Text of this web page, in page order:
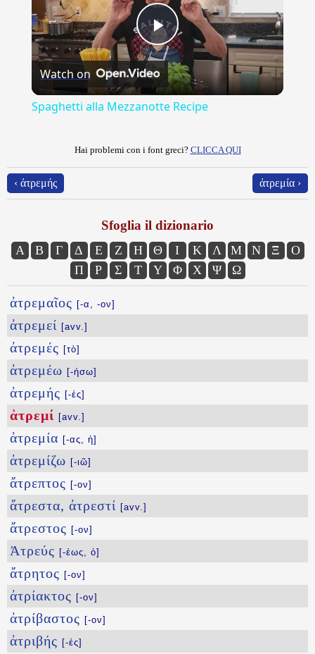
Play
Video
Watch on
Spaghetti alla Mezzanotte Recipe
Hai problemi con i font greci? CLICCA QUI
‹ ἀτρεμής ἀτρεμία ›
Sfoglia il dizionario
Α Β Γ Δ Ε Ζ Η Θ Ι Κ Λ Μ Ν Ξ
Ο
Π
Ρ Σ Τ Υ Φ Χ Ψ Ω
ἀτρεμαῖος [-α, -ον]
ἀτρεμεί [avv.]
ἀτρεμές [τὸ]
ἀτρεμέω [-ήσω]
ἀτρεμής [-ές]
ἀτρεμί [avv.]
ἀτρεμία [-ας, ἡ]
ἀτρεμίζω [-ιῶ]
ἄτρεπτος [-ον]
ἄτρεστα, ἀτρεστί [avv.]
ἄτρεστος [-ον]
Ἀτρεύς [-έως, ὁ]
ἄτρητος [-ον]
ἀτρίακτος [-ον]
ἀτρίβαστος [-ον]
ἀτριβής [-ές]